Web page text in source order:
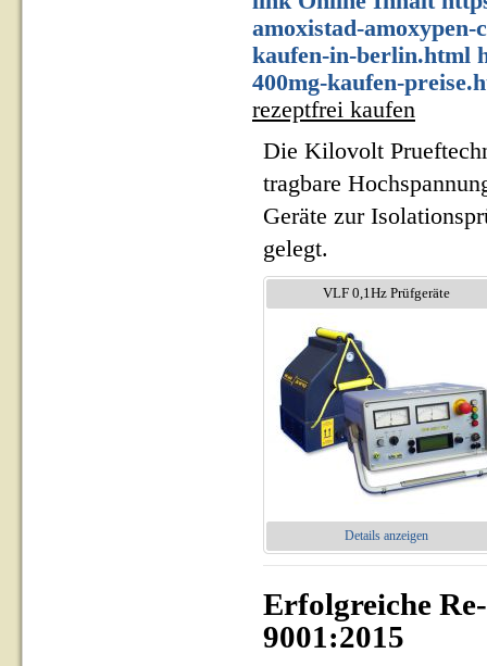
amoxistad-
kaufen-in-berlin.html
400mg-kaufen-
rezeptfrei kaufen
Die Kilovolt
tragbare
Geräte zur
gelegt.
VLF 0,1Hz Prüfgeräte
Details anzeigen
Erfolgreiche
9001:2015